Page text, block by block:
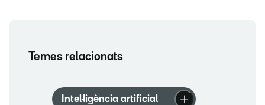
Temes relacionats
Intel·ligència artificial